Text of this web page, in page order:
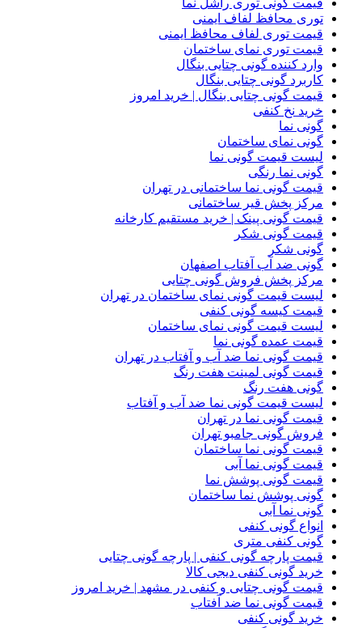
توری محافظ لفاف ایمنی
قیمت توری لفاف محافظ ایمنی
قیمت توری نمای ساختمان
وارد کننده گونی چتایی بنگال
کاربرد گونی چتایی بنگال
قیمت گونی چتایی بنگال | خرید امروز
خرید نخ کنفی
گونی نما
گونی نمای ساختمان
لیست قیمت گونی نما
گونی نما رنگی
قیمت گونی نما ساختمانی در تهران
مرکز پخش قیر ساختمانی
قیمت گونی پینک | خرید مستقیم کارخانه
قیمت گونی شکر
گونی شکر
گونی ضد آب آفتاب اصفهان
مرکز پخش فروش گونی چتایی
لیست قیمت گونی نمای ساختمان در تهران
قیمت کیسه گونی کنفی
لیست قیمت گونی نمای ساختمان
قیمت عمده گونی نما
قیمت گونی نما ضد آب و آفتاب در تهران
قیمت گونی لمینت هفت رنگ
گونی هفت رنگ
لیست قیمت گونی نما ضد آب و آفتاب
قیمت گونی نما در تهران
فروش گونی جامبو تهران
قیمت گونی نما ساختمان
قیمت گونی نما آبی
قیمت گونی پوشش نما
گونی پوشش نما ساختمان
گونی نما آبی
انواع گونی کنفی
گونی کنفی متری
قیمت پارچه گونی کنفی | پارچه گونی چتایی
خرید گونی کنفی دیجی کالا
قیمت گونی چتایی و کنفی در مشهد | خرید امروز
قیمت گونی نما ضد آفتاب
خرید گونی کنفی